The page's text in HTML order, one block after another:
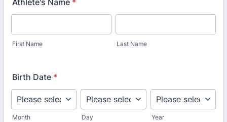
Athlete's Name *
First Name Last Name
Birth Date *
Month Day Year